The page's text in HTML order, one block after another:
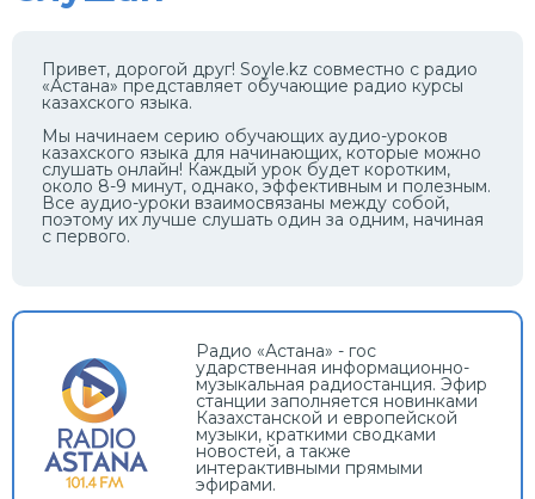
Привет, дорогой друг! Soyle.kz совместно с радио
«Астана» представляет обучающие радио курсы
казахского языка.
Мы начинаем серию обучающих аудио-уроков
казахского языка для начинающих, которые можно
слушать онлайн! Каждый урок будет коротким,
около 8-9 минут, однако, эффективным и полезным.
Все аудио-уроки взаимосвязаны между собой,
поэтому их лучше слушать один за одним, начиная
с первого.
Радио «Астана» - гос
ударственная информационно-
музыкальная радиостанция. Эфир
станции заполняется новинками
Казахстанской и европейской
музыки, краткими сводками
новостей, а также
интерактивными прямыми
эфирами.